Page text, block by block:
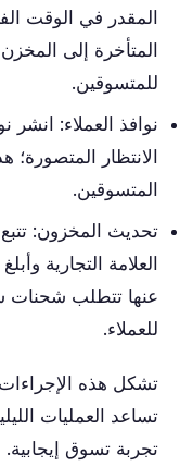
المقدر في الوقت
المتأخرة إلى
للمتسوقين.
نوافذ العملاء: انشر
الانتظار
المتسوقين.
تحديث المخزون:
العلامة التجارية
عنها تتطلب شحنات
للعملاء.
تشكل هذه
تساعد العمليات
تجربة تسوق إيجابية.